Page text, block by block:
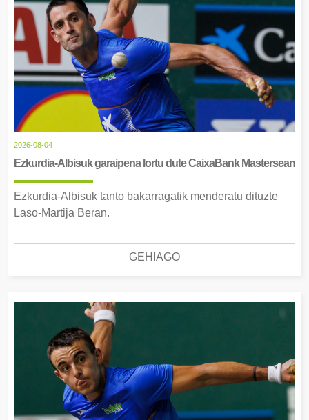
2026-08-04
Ezkurdia-Albisuk garaipena lortu dute CaixaBank Mastersean
Ezkurdia-Albisuk tanto bakarragatik menderatu dituzte
Laso-Martija Beran.
GEHIAGO